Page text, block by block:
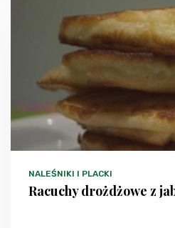
NALEŚNIKI I PLACKI
Racuchy drożdżowe z